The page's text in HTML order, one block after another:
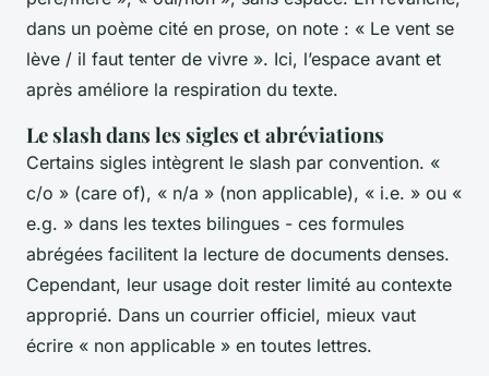
dans un poème cité en prose, on note : « Le vent se
lève / il faut tenter de vivre ». Ici, l’espace avant et
après améliore la respiration du texte.
Le slash dans les sigles et abréviations
Certains sigles intègrent le slash par convention. «
c/o » (care of), « n/a » (non applicable), « i.e. » ou «
e.g. » dans les textes bilingues - ces formules
abrégées facilitent la lecture de documents denses.
Cependant, leur usage doit rester limité au contexte
approprié. Dans un courrier officiel, mieux vaut
écrire « non applicable » en toutes lettres.